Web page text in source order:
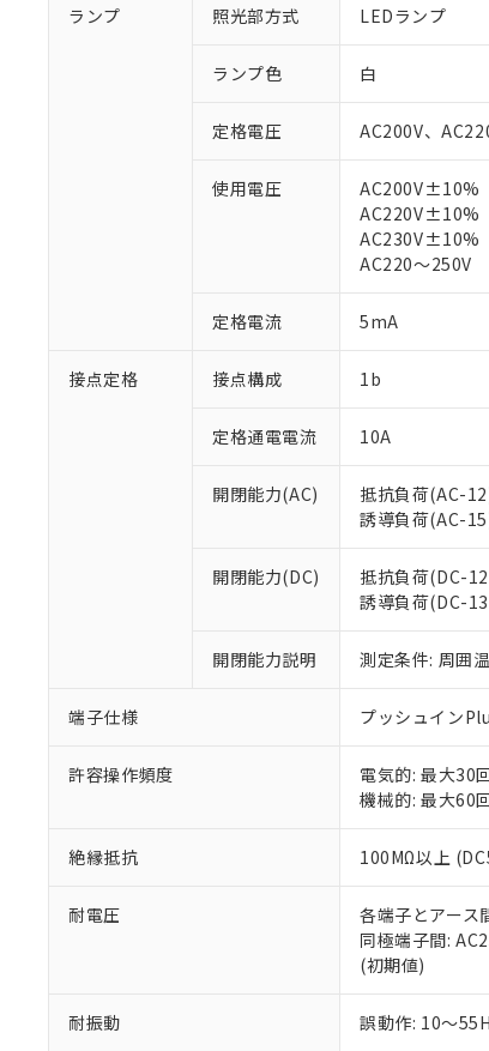
ランプ 照光部方式 LEDランプ
ランプ色 白
定格電圧 AC200V、
使用電圧
AC200V±10%
AC220V±10%
AC230V±10%
AC220～250V
定格電流 5mA
接点定格 接点構成 1b
定格通電電流 10A
開閉能力(AC)
抵抗負荷(AC-
誘導負荷(AC-
開閉能力(DC)
抵抗負荷(DC-
誘導負荷(DC-
開閉能力説明 測定条件: 周囲
端子仕様 プッシュイン
許容操作頻度
電気的: 最大30
機械的: 最大60
絶縁抵抗 100MΩ以上
耐電圧
各端子とアー
同極端子間:
(初期値)
耐振動 誤動作: 10～
ご利用
以下の条件
正式な
当社販
オムロ
在庫状
す。
マイパ
ている
が、当
さい。
※当社
いる法
対応予定：
対応予定な
調査・確認
非該当品：
仕入先様の
があります。
*EU RoHS指令
六価クロム
但し、RoHS指
フタル酸エステ
※2 対応予
部品在庫の
※3 非含有
EU RoHS指
51物質の非
※本証明書は
また、
混在するこ
既に当社
※1 中国
「×」：最
「－」：未
Pb(鉛)
DBP(フタル酸
※2 環境保
「ｅ」：有
「10」：通
味します。
「－」：未
う）を
置等に
当社は
また当
たしま
記
説
△ 一
－
在
機
空
白
受